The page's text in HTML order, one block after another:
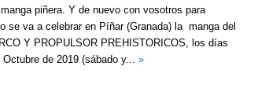
piñera. Y de nuevo con vosotros para
se va a celebrar en Píñar (Granada) la manga del
Y PROPULSOR PREHISTORICOS, los días
de 2019 (sábado y... »